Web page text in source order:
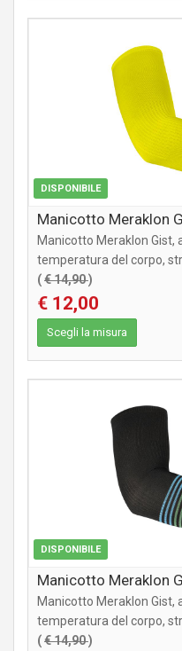
DISPONIBILE
Manicotto Meraklon
Manicotto Meraklon Gist,
temperatura del corpo,
(€ 14,90)
€ 12,00
Scegli la misura
DISPONIBILE
Manicotto Meraklon
Manicotto Meraklon Gist,
temperatura del corpo,
(€ 14,90)